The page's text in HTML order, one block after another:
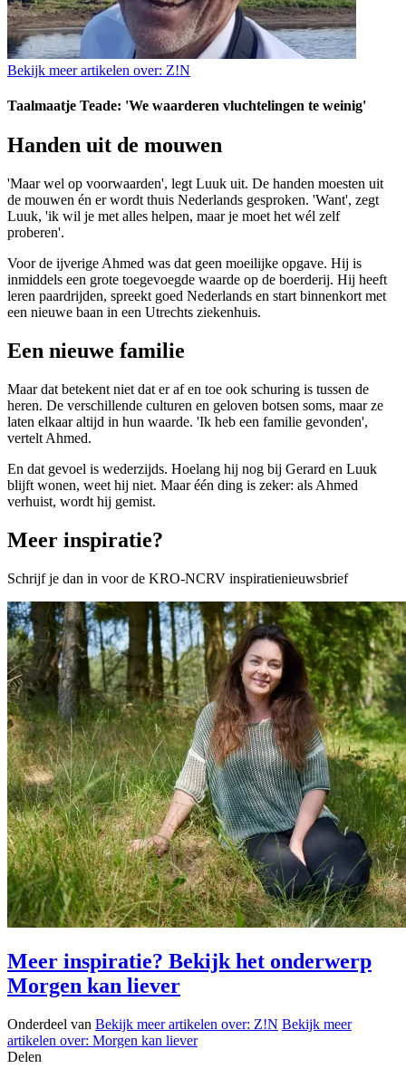
Bekijk meer artikelen over: Z!N
Taalmaatje Teade: 'We waarderen vluchtelingen te weinig'
Handen uit de mouwen
'Maar wel op voorwaarden', legt Luuk uit. De handen moesten uit
de mouwen én er wordt thuis Nederlands gesproken. 'Want', zegt
Luuk, 'ik wil je met alles helpen, maar je moet het wél zelf
proberen'.
Voor de ijverige Ahmed was dat geen moeilijke opgave. Hij is
inmiddels een grote toegevoegde waarde op de boerderij. Hij heeft
leren paardrijden, spreekt goed Nederlands en start binnenkort met
een nieuwe baan in een Utrechts ziekenhuis.
Een nieuwe familie
Maar dat betekent niet dat er af en toe ook schuring is tussen de
heren. De verschillende culturen en geloven botsen soms, maar ze
laten elkaar altijd in hun waarde. 'Ik heb een familie gevonden',
vertelt Ahmed.
En dat gevoel is wederzijds. Hoelang hij nog bij Gerard en Luuk
blijft wonen, weet hij niet. Maar één ding is zeker: als Ahmed
verhuist, wordt hij gemist.
Meer inspiratie?
Schrijf je dan in voor de KRO-NCRV inspiratienieuwsbrief
Meer inspiratie? Bekijk het onderwerp
Morgen kan liever
Onderdeel van Bekijk meer artikelen over: Z!N Bekijk meer
artikelen over: Morgen kan liever
Delen